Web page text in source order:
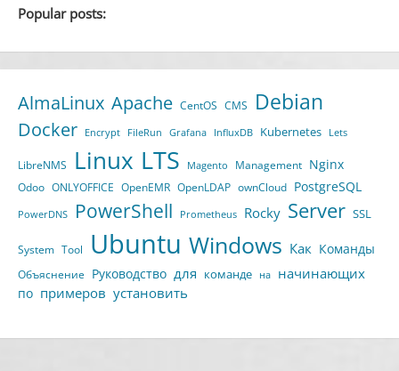
Popular posts:
AlmaLinux Apache CentOS CMS Debian
Docker Encrypt FileRun Grafana InfluxDB Kubernetes Lets
LibreNMS Linux LTS Magento Management Nginx
Odoo ONLYOFFICE OpenEMR OpenLDAP ownCloud PostgreSQL
PowerDNS PowerShell Prometheus Rocky Server SSL
System Tool Ubuntu Windows Как Команды
Объяснение Руководство для команде на начинающих
по примеров установить